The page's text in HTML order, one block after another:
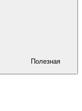
Полезная